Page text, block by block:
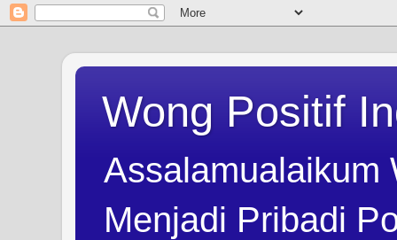
Wong Positif
Assalamualaikum
Menjadi Pribadi